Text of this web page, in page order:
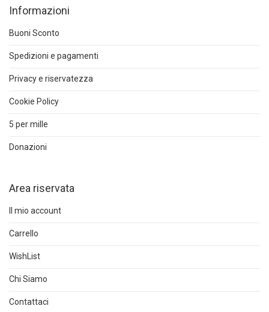
Informazioni
Buoni Sconto
Spedizioni e pagamenti
Privacy e riservatezza
Cookie Policy
5 per mille
Donazioni
Area riservata
Il mio account
Carrello
WishList
Chi Siamo
Contattaci